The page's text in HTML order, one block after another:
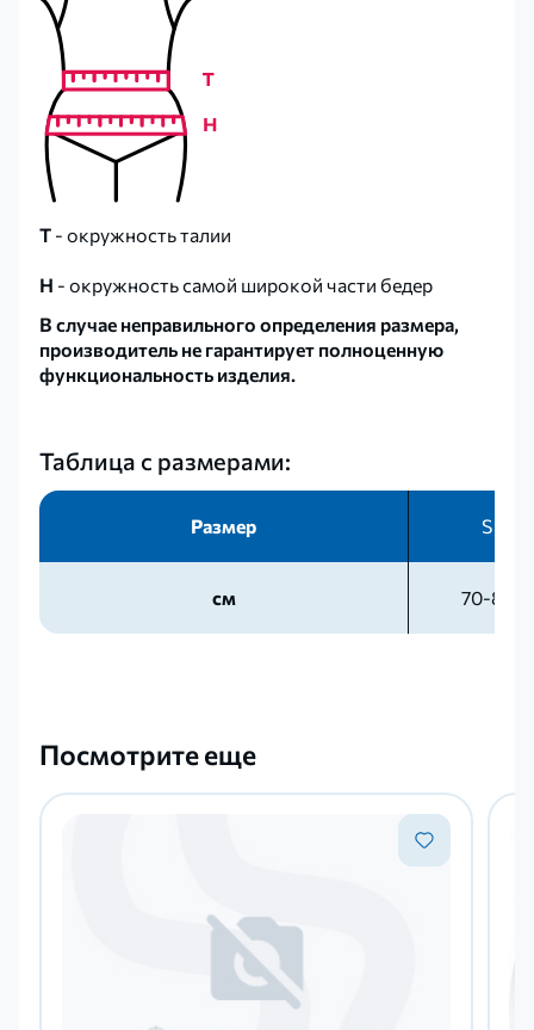
T - окружность талии
Н - окружность самой широкой части бедер
В случае неправильного определения размера,
производитель не гарантирует полноценную
функциональность изделия.
Таблица с размерами:
Размер S
см 70-85
Посмотрите еще